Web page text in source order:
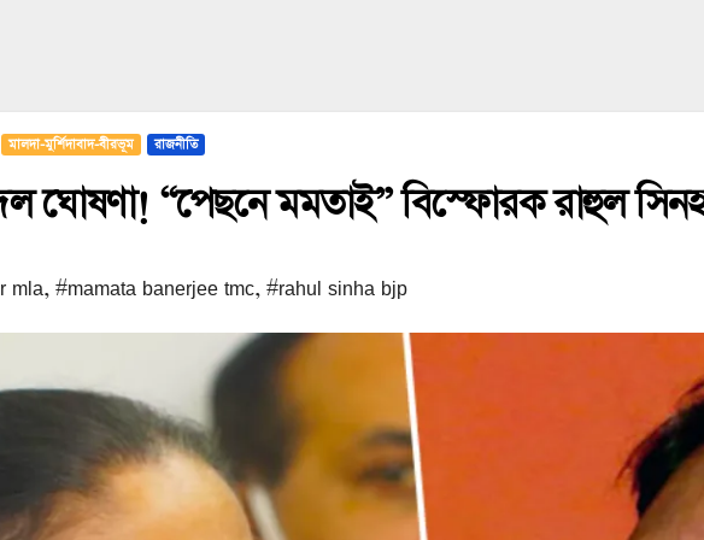
মালদা-মুর্শিদাবাদ-বীরভূম রাজনীতি
ঘোষণা! “পেছনে মমতাই” বিস্ফোরক রাহুল
mla, #mamata banerjee tmc, #rahul sinha bjp